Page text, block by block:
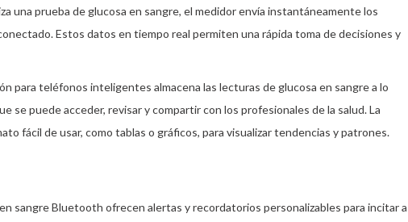
una prueba de glucosa en sangre, el medidor envía instantáneamente los
Estos datos en tiempo real permiten una rápida toma de decisiones y
para teléfonos inteligentes almacena las lecturas de glucosa en sangre a lo
se puede acceder, revisar y compartir con los profesionales de la salud. La
fácil de usar, como tablas o gráficos, para visualizar tendencias y patrones.
sangre Bluetooth ofrecen alertas y recordatorios personalizables para incitar a